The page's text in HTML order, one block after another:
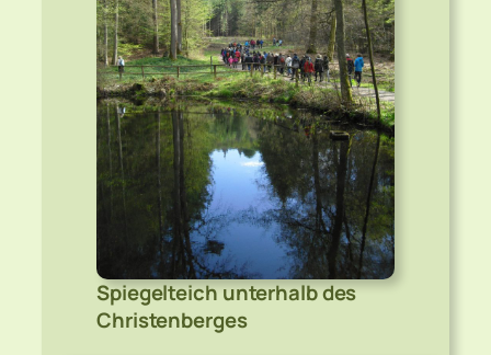
Spiegelteich unterhalb des
Christenberges